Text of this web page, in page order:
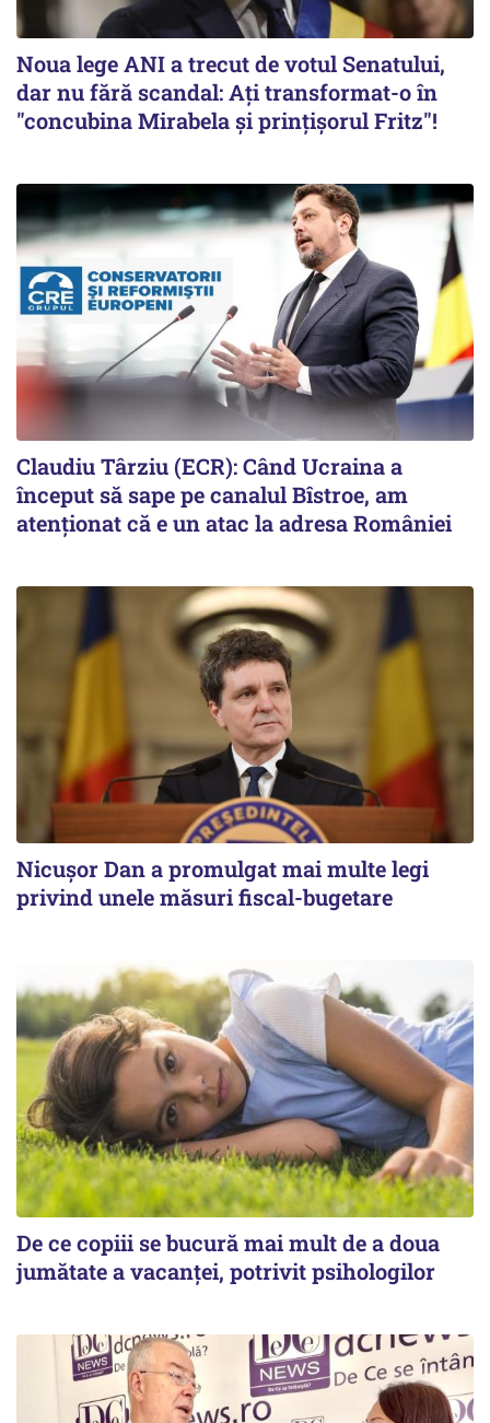
Noua lege ANI a trecut de votul Senatului,
dar nu fără scandal: Ați transformat-o în
"concubina Mirabela şi prinţişorul Fritz"!
Claudiu Târziu (ECR): Când Ucraina a
început să sape pe canalul Bîstroe, am
atenționat că e un atac la adresa României
Nicușor Dan a promulgat mai multe legi
privind unele măsuri fiscal-bugetare
De ce copiii se bucură mai mult de a doua
jumătate a vacanței, potrivit psihologilor